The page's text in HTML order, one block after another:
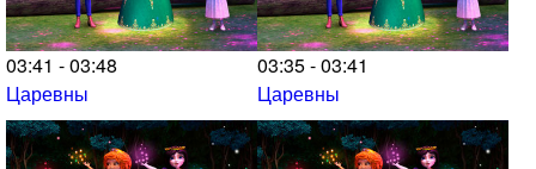
03:41 - 03:48
Царевны
03:35 - 03:41
Царевны